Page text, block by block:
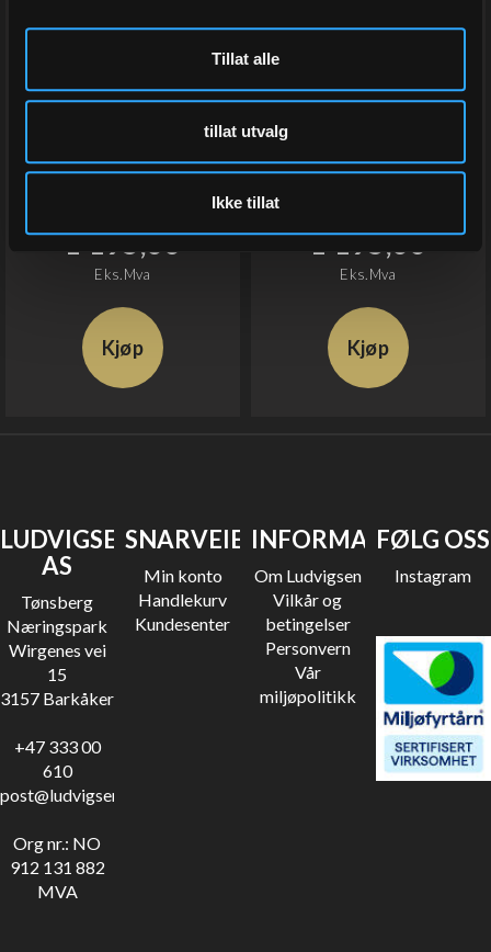
Tillat alle
tillat utvalg
Ikke tillat
Greetings Dusty Rose
På lager
1 195,00
Eks.Mva
Kjøp
Antique Rose
På lager
1 195,00
Eks.Mva
Kjøp
LUDVIGSEN
AS
Tønsberg
Næringspark
Wirgenes vei
15
3157 Barkåker
+47 333 00
610
post@ludvigsen.no
Org nr.: NO
912 131 882
MVA
SNARVEIER
Min konto
Handlekurv
Kundesenter
INFORMASJON
Om Ludvigsen
Vilkår og
betingelser
Personvern
Vår
miljøpolitikk
FØLG OSS
Instagram